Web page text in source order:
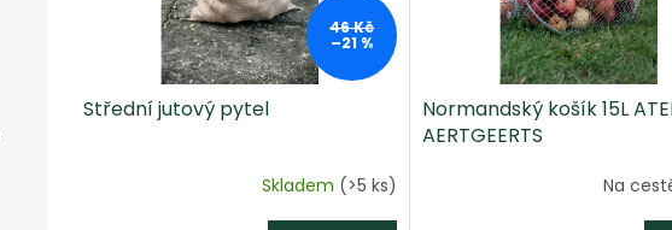
46 Kč
–21 %
Střední jutový pytel
Skladem (>5 ks)
Normandský košík 15L
AERTGEERTS
Na